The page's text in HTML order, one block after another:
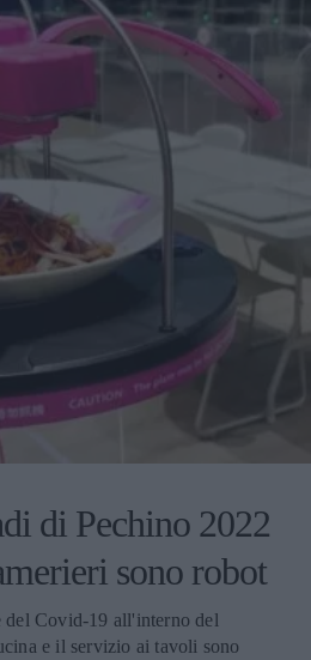
di Pechino 2022
sono robot
del Covid-19 all'interno del
e il servizio ai tavoli sono